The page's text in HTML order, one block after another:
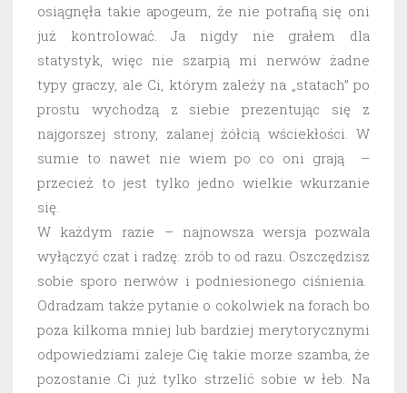
osiągnęła takie apogeum, że nie potrafią się oni
już kontrolować. Ja nigdy nie grałem dla
statystyk, więc nie szarpią mi nerwów żadne
typy graczy, ale Ci, którym zależy na „statach” po
prostu wychodzą z siebie prezentując się z
najgorszej strony, zalanej żółcią wściekłości. W
sumie to nawet nie wiem po co oni grają –
przecież to jest tylko jedno wielkie wkurzanie
się.
W każdym razie – najnowsza wersja pozwala
wyłączyć czat i radzę: zrób to od razu. Oszczędzisz
sobie sporo nerwów i podniesionego ciśnienia.
Odradzam także pytanie o cokolwiek na forach bo
poza kilkoma mniej lub bardziej merytorycznymi
odpowiedziami zaleje Cię takie morze szamba, że
pozostanie Ci już tylko strzelić sobie w łeb. Na